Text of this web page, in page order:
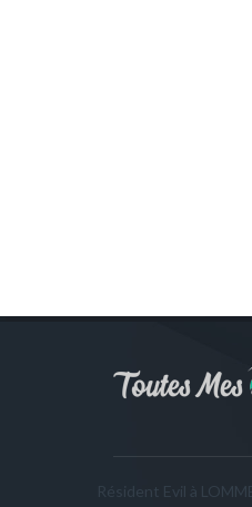
Résident Evil à LOMME